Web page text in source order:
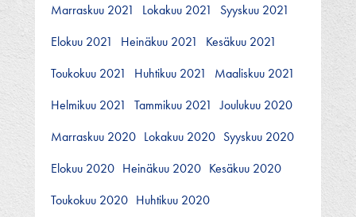
Marraskuu 2021
Lokakuu 2021
Syyskuu 2021
Elokuu 2021
Heinäkuu 2021
Kesäkuu 2021
Toukokuu 2021
Huhtikuu 2021
Maaliskuu 2021
Helmikuu 2021
Tammikuu 2021
Joulukuu 2020
Marraskuu 2020 Lokakuu 2020 Syyskuu 2020
Elokuu 2020 Heinäkuu 2020 Kesäkuu 2020
Toukokuu 2020 Huhtikuu 2020